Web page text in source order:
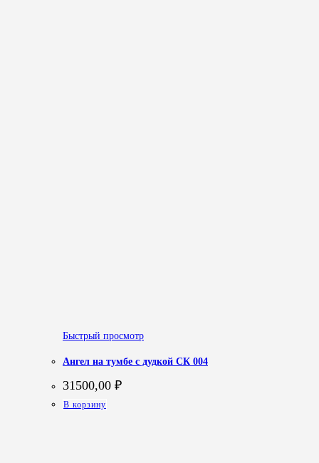
Быстрый просмотр
Ангел на тумбе с дудкой СК 004
31500,00 ₽
В корзину